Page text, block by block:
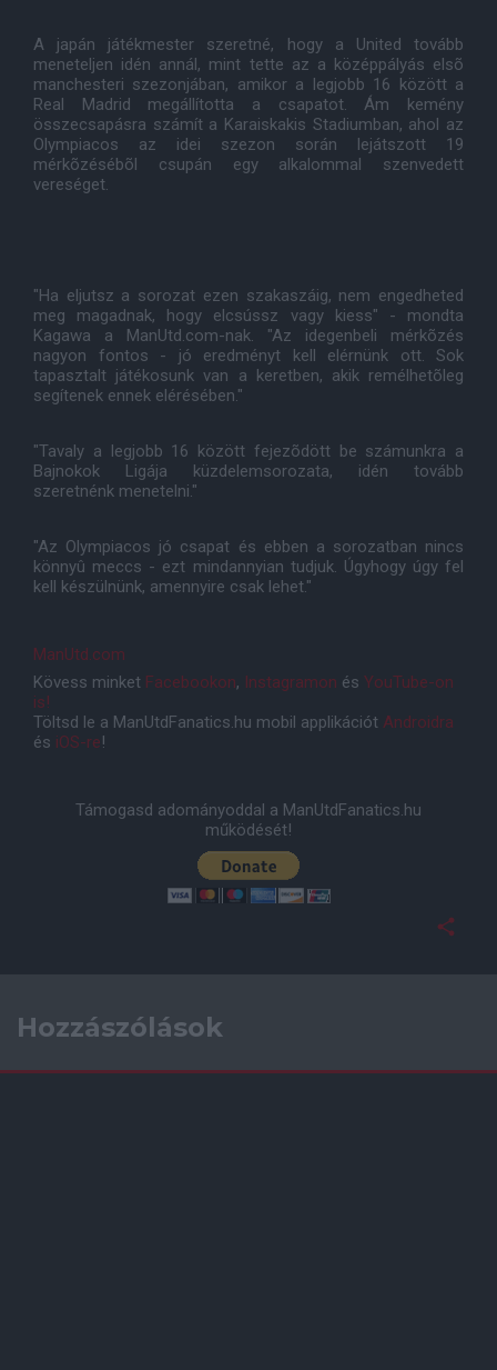
A japán játékmester szeretné, hogy a United tovább
meneteljen idén annál, mint tette az a középpályás elsõ
manchesteri szezonjában, amikor a legjobb 16 között a
Real Madrid megállította a csapatot. Ám kemény
összecsapásra számít a Karaiskakis Stadiumban, ahol az
Olympiacos az idei szezon során lejátszott 19
mérkõzésébõl csupán egy alkalommal szenvedett
vereséget.
"Ha eljutsz a sorozat ezen szakaszáig, nem engedheted
meg magadnak, hogy elcsússz vagy kiess" - mondta
Kagawa a ManUtd.com-nak. "Az idegenbeli mérkõzés
nagyon fontos - jó eredményt kell elérnünk ott. Sok
tapasztalt játékosunk van a keretben, akik remélhetõleg
segítenek ennek elérésében."
"Tavaly a legjobb 16 között fejezõdött be számunkra a
Bajnokok Ligája küzdelemsorozata, idén tovább
szeretnénk menetelni."
"Az Olympiacos jó csapat és ebben a sorozatban nincs
könnyû meccs - ezt mindannyian tudjuk. Úgyhogy úgy fel
kell készülnünk, amennyire csak lehet."
ManUtd.com
Kövess minket Facebookon, Instagramon és YouTube-on
is!
Töltsd le a ManUtdFanatics.hu mobil applikációt Androidra
és iOS-re!
Támogasd adományoddal a ManUtdFanatics.hu
működését!
Hozzászólások